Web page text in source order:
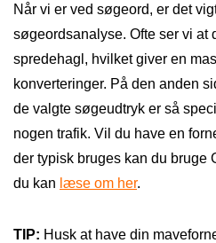
Når vi er ved søgeord, er det
søgeordsanalyse. Ofte ser vi at
spredehagl, hvilket giver en
konverteringer. På den anden
de valgte søgeudtryk er så
nogen trafik. Vil du have en
der typisk bruges kan du bruge
du kan læse om her.
TIP: Husk at have din